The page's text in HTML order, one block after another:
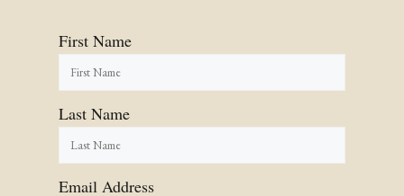
First Name
Last Name
Email Address